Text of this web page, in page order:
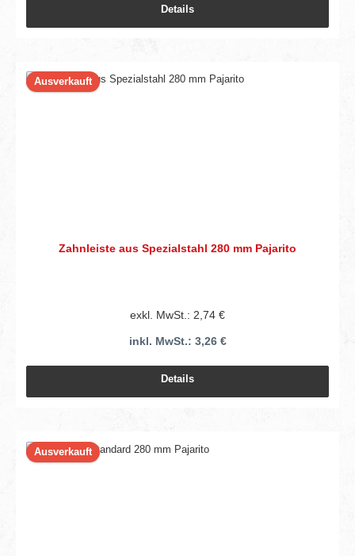
Details
Ausverkauft
Zahnleiste aus Spezialstahl 280 mm Pajarito
exkl. MwSt.: 2,74 €
inkl. MwSt.: 3,26 €
Details
Ausverkauft